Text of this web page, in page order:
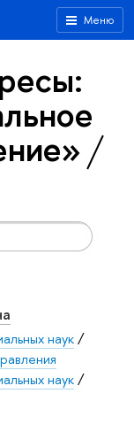
Меню
наук/
наук/